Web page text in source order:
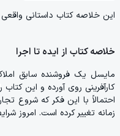
این خلاصه کتاب داستانی
خلاصه کتاب از ایده تا اجرا
مایسل یک فروشنده سابق
کارآفرینی روی آورده و این کتاب را
احتمالاً با این فکر که شروع
زمانه تغییر کرده است. امروز